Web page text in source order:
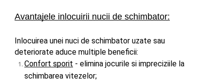
Avantajele inlocuirii nucii de schimbator:
Inlocuirea unei nuci de schimbator uzate sau
deteriorate aduce multiple beneficii:
Confort sporit - elimina jocurile si impreciziile la
schimbarea vitezelor;